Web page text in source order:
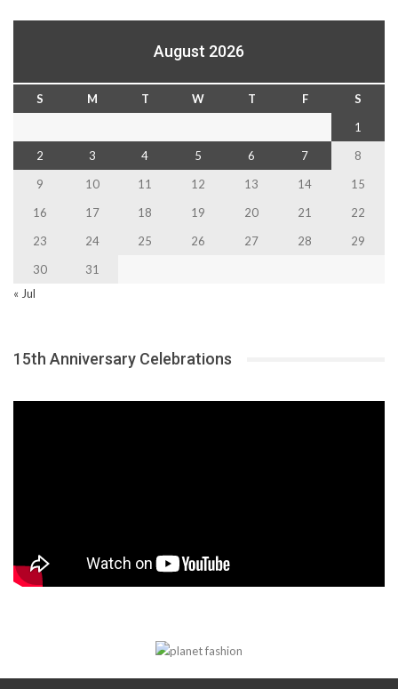
August 2026
S M T W T F
S
1
2
3 4 5 6 7
8
9
10 11 12 13 14
15
16
17 18 19 20 21
22
23
24 25 26 27 28
29
30
31
« Jul
15th Anniversary Celebrations